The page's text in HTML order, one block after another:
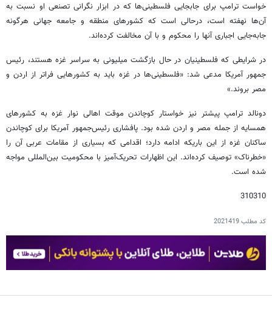
خواست ترامپ برای جابجایی فلسطینی‌ها که در ابزار نگرانی تصنعی او نسبت به
آن‌ها نهفته است، درحالی است که کشورهای منطقه و جامعه جهانی هرگونه
جابه‌جایی اجباری آنها را محکوم و با آن مخالفت کرده‌اند.
در شرایطی که فلسطینیان در حال بازگشت میلیونی به سراسر غزه هستند، رئیس
جمهور آمریکا مدعی شد: «فلسطینی‌ها در غزه باید به کشورهایی فراتر از اردن و
مصر بروند.»
دونالد ترامپ پیشتر نیز خواستار کوچاندن موقت اهالی نوار غزه به کشورهای
همسایه از جمله مصر و اردن شده بود. پافشاری رئیس‌جمهور آمریکا برای کوچاندن
ساکنان غزه از این باریکه ادامه دارد؛ اقدامی که بسیاری از مقامات عربی آن را
«خطرناک» توصیف کرده‌اند. این اظهارات تحریک‌آمیز با محکومیت بین‌المللی مواجه
شده است.
310310
کد مطلب2021419